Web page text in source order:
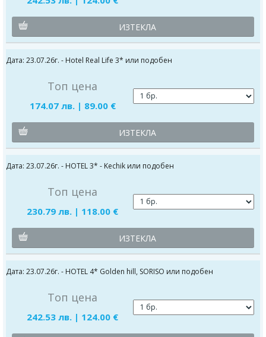
ИЗТЕКЛА
Дата: 23.07.26г. - Hotel Real Life 3* или подобен
Топ цена
174.07 лв. | 89.00 €
ИЗТЕКЛА
Дата: 23.07.26г. - HOTEL 3* - Kechik или подобен
Топ цена
230.79 лв. | 118.00 €
ИЗТЕКЛА
Дата: 23.07.26г. - HOTEL 4* Golden hill, SORISO или подобен
Топ цена
242.53 лв. | 124.00 €